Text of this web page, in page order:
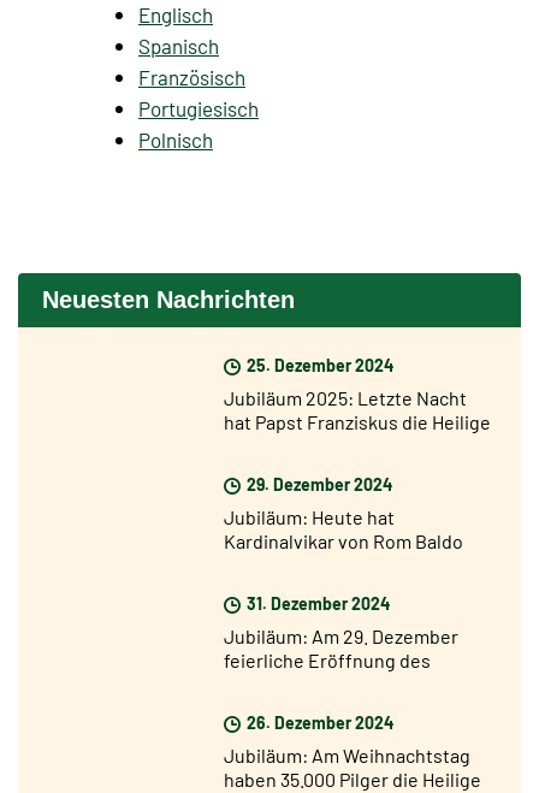
Englisch
Spanisch
Französisch
Portugiesisch
Polnisch
Neuesten Nachrichten
25. Dezember 2024
Jubiläum 2025: Letzte Nacht
hat Papst Franziskus die Heilige
29. Dezember 2024
Jubiläum: Heute hat
Kardinalvikar von Rom Baldo
31. Dezember 2024
Jubiläum: Am 29. Dezember
feierliche Eröffnung des
26. Dezember 2024
Jubiläum: Am Weihnachtstag
haben 35.000 Pilger die Heilige